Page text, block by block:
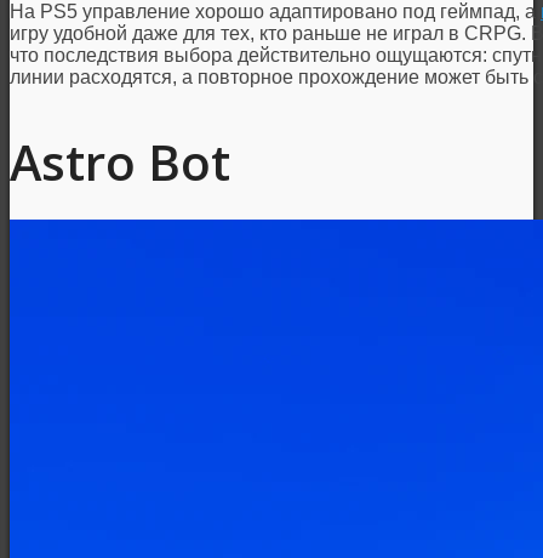
На PS5 управление хорошо адаптировано под геймпад, а
игру удобной даже для тех, кто раньше не играл в CRPG.
что последствия выбора действительно ощущаются:
линии расходятся, а повторное прохождение может быть
Astro Bot